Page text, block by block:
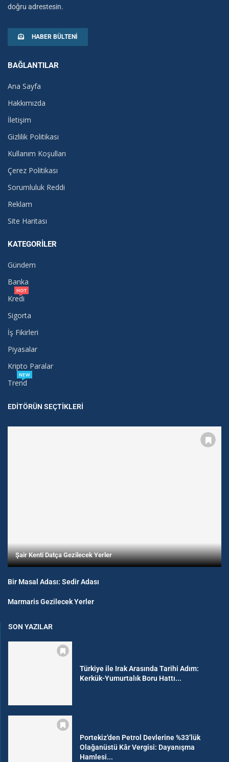
doğru adrestesin.
HABER BÜLTENI
BAĞLANTILAR
Ana Sayfa
Hakkımızda
İletişim
Gizlilik Politikası
Kullanım Koşulları
Çerez Politikası
Sorumluluk Reddi
Reklam
Site Haritası
KATEGORILER
Gündem
Banka
Kredi
HOT
Sigorta
İş Fikirleri
Piyasalar
Kripto Paralar
Trend
NEW
EDITÖRÜN SEÇTIKLERI
Şair Kenti Datça Gezilecek Yerler
Bir Masal Adası: Sedir Adası
Marmaris Gezilecek Yerler
SON YAZILAR
Türkiye ile Irak Arasında Tarihi Adım:
Kerkük-Yumurtalık Boru Hattı...
Portekiz’den Petrol Devlerine %33’lük
Olağanüstü Kâr Vergisi: Dayanışma
Hamlesi...